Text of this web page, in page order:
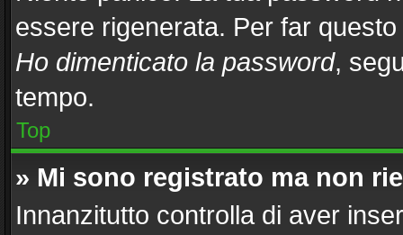
essere rigenerata. Per far
Ho dimenticato la password,
tempo.
Top
» Mi sono registrato ma non
Innanzitutto controlla di aver